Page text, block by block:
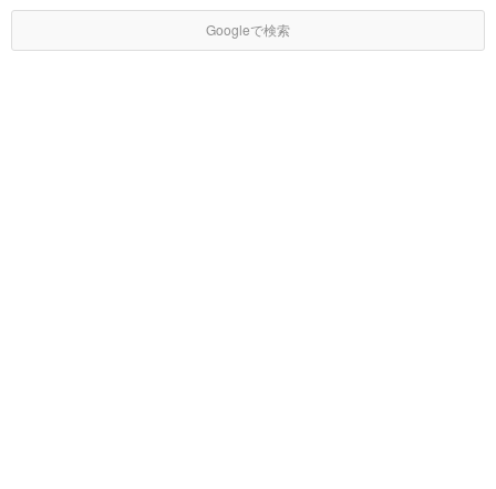
Googleで検索